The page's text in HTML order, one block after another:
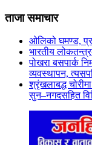
ताजा समाचार
ओलिको घमण्ड,
भारतीय
पोखरा बसपार्क
व्यवस्थापन,
श्रृंखलाबद्ध
सुन–नगदसहित